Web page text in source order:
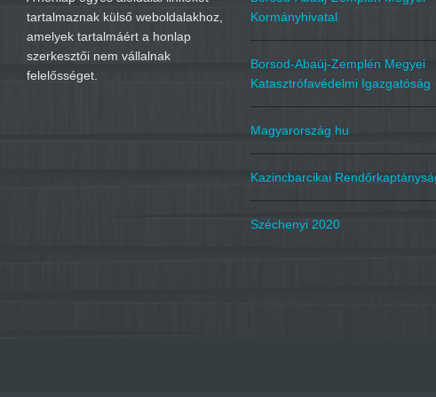
tartalmaznak külső weboldalakhoz,
amelyek tartalmáért a honlap
szerkesztői nem vállalnak
felelősséget.
Kormányhivatal
Borsod-Abaúj-Zemplén Megyei
Katasztrófavédelmi Igazgatóság
Magyarország.hu
Kazincbarcikai
Széchenyi 2020